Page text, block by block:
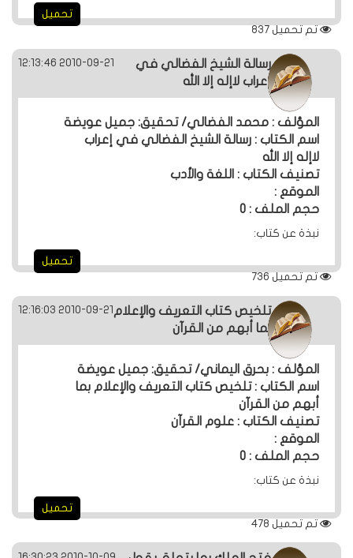
تحميل
تم تحميل837
2010-09-21 12:13:46
رسالة الشيخ الفضالي في
إعراب لاإله إلا الله
المؤلف : محمد الفضالي/ تحقيق: جميل عويضة
اسم الكتاب : رسالة الشيخ الفضالي في إعراب
لاإله إلا الله
تصنيف الكتاب : اللغة والأدب
الموقع :
حجم الملف : 0
نبذة عن كتاب:
تحميل
تم تحميل 736
2010-09-21 12:16:03 تلخيص كتاب التعريف والإعلام
بما أبهم من القرآن
المؤلف : بحرق اليماني/ تحقيق: جميل عويضة
اسم الكتاب : تلخيص كتاب التعريف والإعلام بما
أبهم من القرآن
تصنيف الكتاب : علوم القرآن
الموقع :
حجم الملف : 0
نبذة عن كتاب:
تحميل
تم تحميل 478